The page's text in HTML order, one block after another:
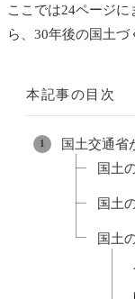
ここでは24ページ
ら、30年後の国土づ
本記事の目次
国土交通省
国土
国土
国土